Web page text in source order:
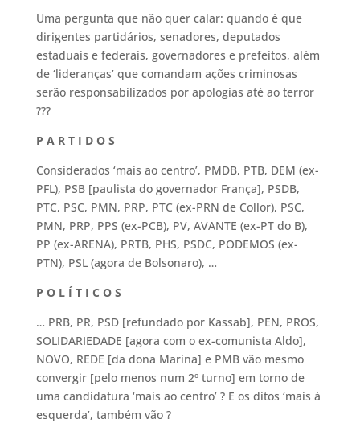
Uma pergunta que não quer calar: quando é que
dirigentes partidários, senadores, deputados
estaduais e federais, governadores e prefeitos, além
de ‘lideranças’ que comandam ações criminosas
serão responsabilizados por apologias até ao terror
???
P A R T I D O S
Considerados ‘mais ao centro’, PMDB, PTB, DEM (ex-
PFL), PSB [paulista do governador França], PSDB,
PTC, PSC, PMN, PRP, PTC (ex-PRN de Collor), PSC,
PMN, PRP, PPS (ex-PCB), PV, AVANTE (ex-PT do B),
PP (ex-ARENA), PRTB, PHS, PSDC, PODEMOS (ex-
PTN), PSL (agora de Bolsonaro), …
P O L Í T I C O S
… PRB, PR, PSD [refundado por Kassab], PEN, PROS,
SOLIDARIEDADE [agora com o ex-comunista Aldo],
NOVO, REDE [da dona Marina] e PMB vão mesmo
convergir [pelo menos num 2º turno] em torno de
uma candidatura ‘mais ao centro’ ? E os ditos ‘mais à
esquerda’, também vão ?